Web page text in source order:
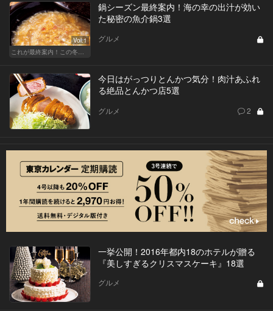
Vol.1
これが最終案内！この冬食べたい秘密の鍋
鍋シーズン最終案内！海の幸の出汁が効い
た秘密の魚介鍋3選
グルメ
今日はがっつりとんかつ気分！肉汁あふれ
る絶品とんかつ店5選
グルメ 2
一挙公開！2016年都内18のホテルが贈る
『美しすぎるクリスマスケーキ』18選
グルメ